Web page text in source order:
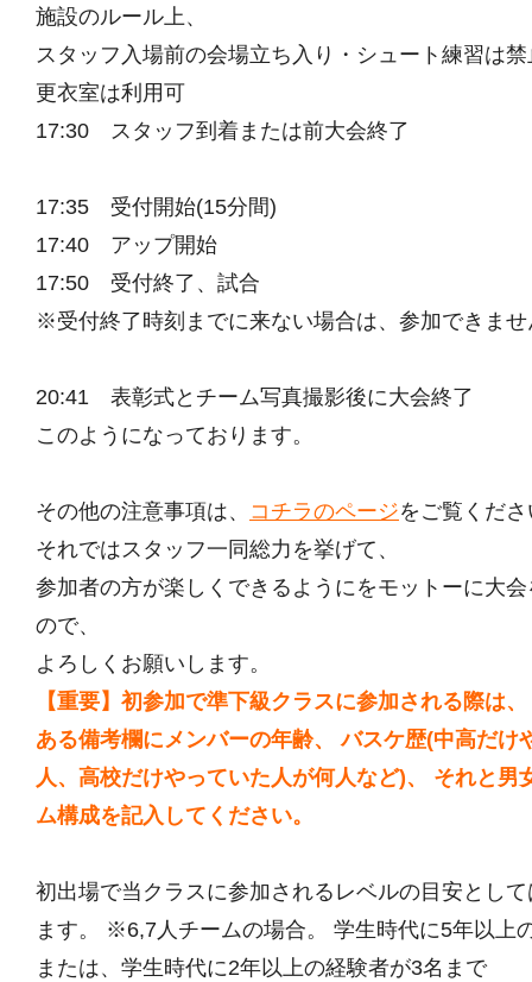
施設のルール上、
スタッフ入場前の会場立ち入り・シュート練習は
更衣室は利用可
17:30 スタッフ到着または前大会終了
17:35 受付開始(15分間)
17:40 アップ開始
17:50 受付終了、試合
※受付終了時刻までに来ない場合は、参加できませ
20:41 表彰式とチーム写真撮影後に大会終了
このようになっております。
その他の注意事項は、 コチラのページをご覧くだ
それではスタッフ一同総力を挙げて、
参加者の方が楽しくできるようにをモットーに大
ので、
よろしくお願いします。
【重要】初参加で準下級クラスに参加される際は
ある備考欄にメンバーの年齢、 バスケ歴(中高だけ
人、高校だけやっていた人が何人など)、 それと男
ム構成を記入してください。
初出場で当クラスに参加されるレベルの目安とし
ます。 ※6,7人チームの場合。 学生時代に5年以上
または、学生時代に2年以上の経験者が3名まで